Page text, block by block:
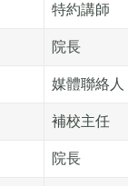
特約講師
院長
媒體聯絡人
補校主任
院長